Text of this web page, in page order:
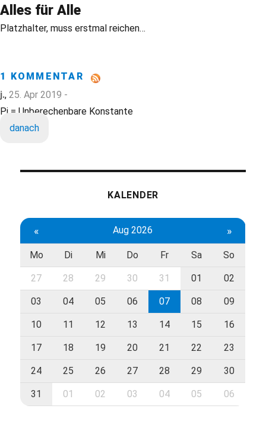
Alles für Alle
Platzhalter, muss erstmal reichen…
1 KOMMENTAR
j., 25. Apr 2019 -
Pi = Unberechenbare Konstante
danach
KALENDER
« Aug 2026 »
Mo Di Mi Do Fr Sa So
27 28 29 30 31 01 02
03 04 05 06 07 08 09
10 11 12 13 14 15 16
17 18 19 20 21 22 23
24 25 26 27 28 29 30
31 01 02 03 04 05 06